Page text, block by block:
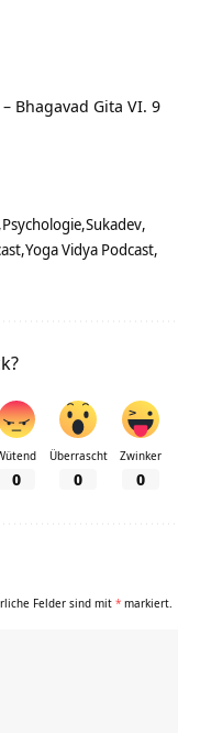
Bhagavad Gita VI. 9
Psychologie Sukadev
Yoga Vidya Podcast
0
Überrascht
0
Zwinker
0
Felder sind mit * markiert.